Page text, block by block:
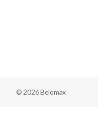
© 2026 Belomax